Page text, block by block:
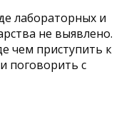
лабораторных и
не выявлено.
чем приступить к
поговорить с